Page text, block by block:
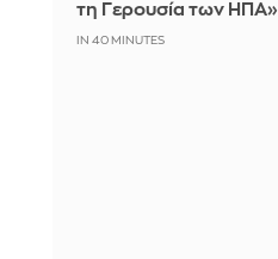
τη Γερουσία των ΗΠΑ»
IN 40 MINUTES